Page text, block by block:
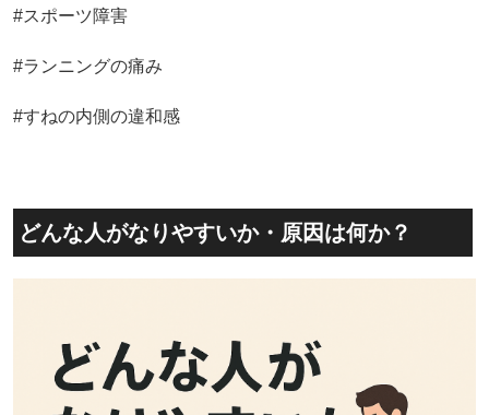
#スポーツ障害
#ランニングの痛み
#すねの内側の違和感
どんな人がなりやすいか・原因は何か？